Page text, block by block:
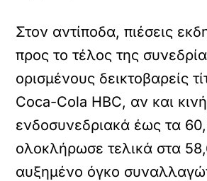
Στον αντίποδα, πιέσεις
προς το τέλος της
ορισμένους δεικτοβαρείς
Coca-Cola HBC, αν και
ενδοσυνεδριακά έως τα
ολοκλήρωσε τελικά στα
αυξημένο όγκο